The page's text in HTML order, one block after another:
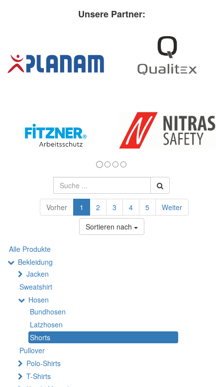
Unsere Partner:
Vorher 1 2 3 4 5
Weiter
Sortieren nach
Alle Produkte
Bekleidung
Jacken
Sweatshirt
Hosen
Bundhosen
Latzhosen
Shorts
Pullover
Polo-Shirts
T-Shirts